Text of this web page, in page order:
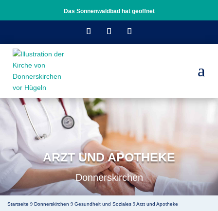
Das Sonnenwaldbad hat geöffnet
a
ARZT UND APOTHEKE
Donnerskirchen
Startseite 9 Donnerskirchen 9 Gesundheit und Soziales 9Arzt und Apotheke